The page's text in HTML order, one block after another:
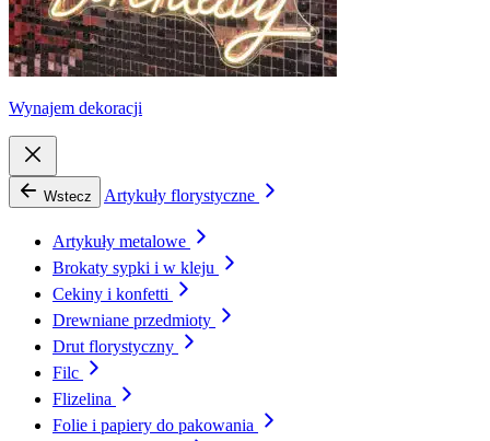
Wynajem dekoracji
Wstecz Artykuły florystyczne
Artykuły metalowe
Brokaty sypki i w kleju
Cekiny i konfetti
Drewniane przedmioty
Drut florystyczny
Filc
Flizelina
Folie i papiery do pakowania